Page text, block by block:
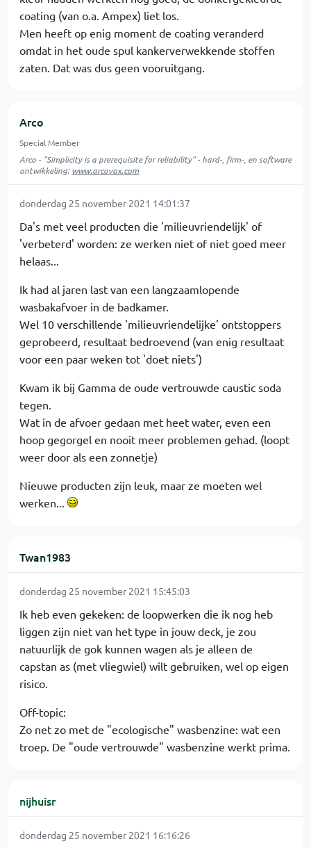
coating (van o.a. Ampex) liet los.
Men heeft op enig moment de coating veranderd
omdat in het oude spul kankerverwekkende stoffen
zaten. Dat was dus geen vooruitgang.
Arco
Special Member
Arco - "Simplicity is a prerequisite for reliability" - hard-, firm-, en software
ontwikkeling:www.arcovox.com
donderdag 25 november 2021 14:01:37
Da's met veel producten die 'milieuvriendelijk' of
'verbeterd' worden: ze werken niet of niet goed meer
helaas...
Ik had al jaren last van een langzaamlopende
wasbakafvoer in de badkamer.
Wel 10 verschillende 'milieuvriendelijke' ontstoppers
geprobeerd, resultaat bedroevend (van enig resultaat
voor een paar weken tot 'doet niets')
Kwam ik bij Gamma de oude vertrouwde caustic soda
tegen.
Wat in de afvoer gedaan met heet water, even een
hoop gegorgel en nooit meer problemen gehad. (loopt
weer door als een zonnetje)
Nieuwe producten zijn leuk, maar ze moeten wel
werken...
Twan1983
donderdag 25 november 2021 15:45:03
Ik heb even gekeken: de loopwerken die ik nog heb
liggen zijn niet van het type in jouw deck, je zou
natuurlijk de gok kunnen wagen als je alleen de
capstan as (met vliegwiel) wilt gebruiken, wel op eigen
risico.
Off-topic:
Zo net zo met de "ecologische" wasbenzine: wat een
troep. De "oude vertrouwde" wasbenzine werkt prima.
nijhuisr
donderdag 25 november 2021 16:16:26